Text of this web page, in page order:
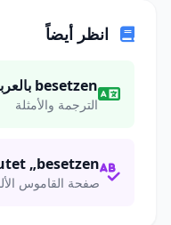
انظر أيضاً
besetzen بالعربية
الترجمة والأمثلة
„besetzen"?
صفحة القاموس